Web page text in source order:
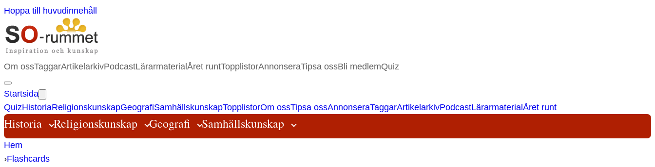
Hoppa till huvudinnehåll
Om ossTaggarArtikelarkivPodcastLärarmaterial Året runtTopplistorAnnonseraTipsa ossBli medlemQuiz
Startsida
QuizHistoriaReligionskunskapGeografiSamhällskunskapTopplistorOm ossTipsa ossAnnonseraTaggarArtikelarkivPodcastLärarmaterial Året runt
Historia Religionskunskap Geografi Samhällskunskap
Hem
›Flashcards